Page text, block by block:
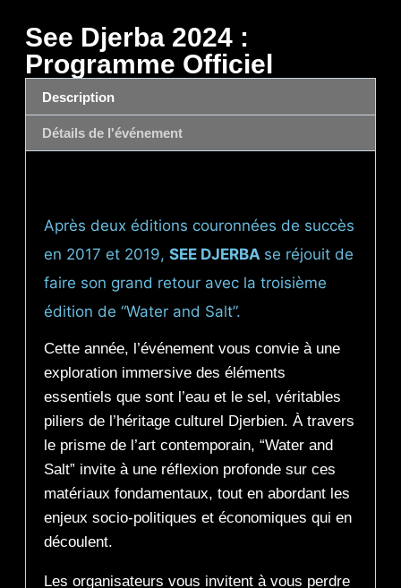
See Djerba 2024 :
Programme Officiel
Description
Détails de l'événement
Après deux éditions couronnées de succès
en 2017 et 2019, SEE DJERBA se réjouit de
faire son grand retour avec la troisième
édition de “Water and Salt”.
Cette année, l’événement vous convie à une
exploration immersive des éléments
essentiels que sont l’eau et le sel, véritables
piliers de l’héritage culturel Djerbien. À travers
le prisme de l’art contemporain, “Water and
Salt” invite à une réflexion profonde sur ces
matériaux fondamentaux, tout en abordant les
enjeux socio-politiques et économiques qui en
découlent.
Les organisateurs vous invitent à vous perdre